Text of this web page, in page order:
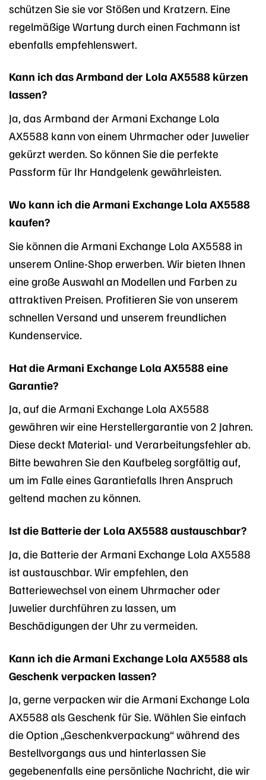
schützen Sie sie vor Stößen und Kratzern. Eine
regelmäßige Wartung durch einen Fachmann ist
ebenfalls empfehlenswert.
Kann ich das Armband der Lola AX5588 kürzen
lassen?
Ja, das Armband der Armani Exchange Lola
AX5588 kann von einem Uhrmacher oder Juwelier
gekürzt werden. So können Sie die perfekte
Passform für Ihr Handgelenk gewährleisten.
Wo kann ich die Armani Exchange Lola AX5588
kaufen?
Sie können die Armani Exchange Lola AX5588 in
unserem Online-Shop erwerben. Wir bieten Ihnen
eine große Auswahl an Modellen und Farben zu
attraktiven Preisen. Profitieren Sie von unserem
schnellen Versand und unserem freundlichen
Kundenservice.
Hat die Armani Exchange Lola AX5588 eine
Garantie?
Ja, auf die Armani Exchange Lola AX5588
gewähren wir eine Herstellergarantie von 2 Jahren.
Diese deckt Material- und Verarbeitungsfehler ab.
Bitte bewahren Sie den Kaufbeleg sorgfältig auf,
um im Falle eines Garantiefalls Ihren Anspruch
geltend machen zu können.
Ist die Batterie der Lola AX5588 austauschbar?
Ja, die Batterie der Armani Exchange Lola AX5588
ist austauschbar. Wir empfehlen, den
Batteriewechsel von einem Uhrmacher oder
Juwelier durchführen zu lassen, um
Beschädigungen der Uhr zu vermeiden.
Kann ich die Armani Exchange Lola AX5588 als
Geschenk verpacken lassen?
Ja, gerne verpacken wir die Armani Exchange Lola
AX5588 als Geschenk für Sie. Wählen Sie einfach
die Option „Geschenkverpackung“ während des
Bestellvorgangs aus und hinterlassen Sie
gegebenenfalls eine persönliche Nachricht, die wir